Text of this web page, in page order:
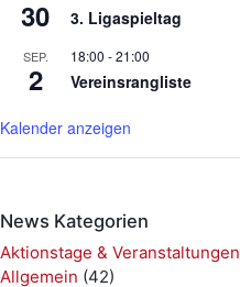
30 3. Ligaspieltag
SEP.
2
18:00 -21:00
Vereinsrangliste
Kalender anzeigen
News Kategorien
Aktionstage & Veranstaltungen
Allgemein (42)